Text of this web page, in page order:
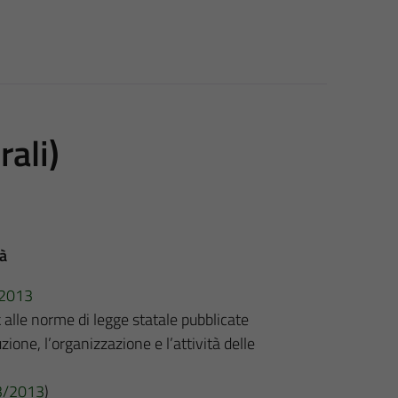
norme di legge statale pubblicate
l’organizzazione e l’attività delle
2013)